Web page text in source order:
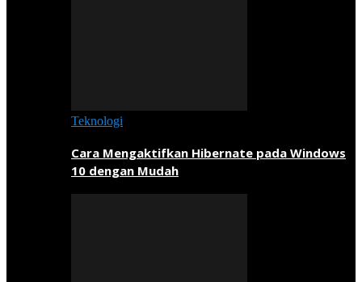
Teknologi
Cara Mengaktifkan Hibernate pada Windows
10 dengan Mudah